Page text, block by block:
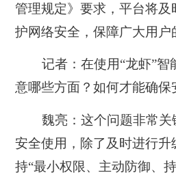
管理规定》要求，平台将
护网络安全，保障广大用户
记者：在使用“龙虾”
意哪些方面？如何才能确保
魏亮：这个问题非常
安全使用，除了及时进行
持“最小权限、主动防御、